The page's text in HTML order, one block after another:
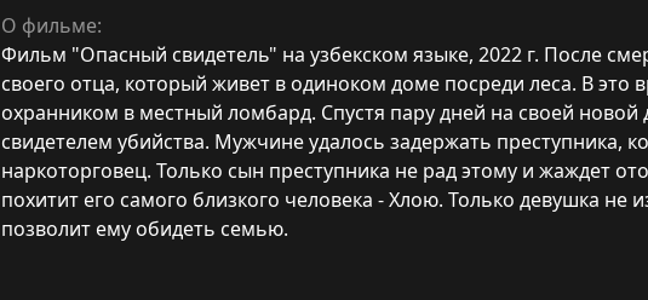
О фильме:
Фильм "Опасный свидетель" на узбекском языке, 2022 г. После
своего отца, который живет в одиноком доме посреди леса. В это
охранником в местный ломбард. Спустя пару дней на своей новой
свидетелем убийства. Мужчине удалось задержать преступника,
наркоторговец. Только сын преступника не рад этому и жаждет
похитит его самого близкого человека - Хлою. Только девушка не
позволит ему обидеть семью.